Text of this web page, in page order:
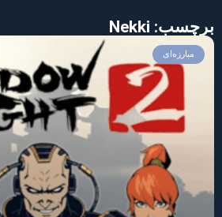
برچسب: Nekki
مبارزه‌ای